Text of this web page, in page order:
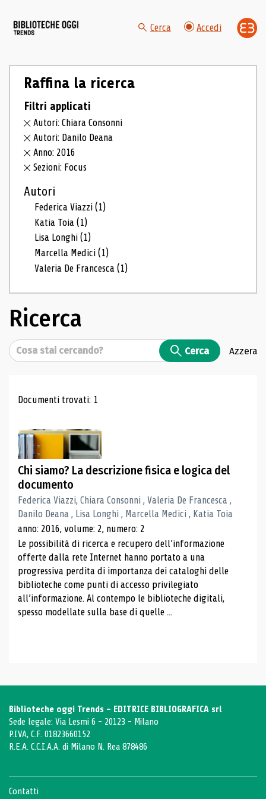
Cerca Accedi
Raffina la ricerca
Filtri applicati
Autori: Chiara Consonni
Autori: Danilo Deana
Anno: 2016
Sezioni: Focus
Autori
Federica Viazzi(1)
Katia Toia(1)
Lisa Longhi(1)
Marcella Medici(1)
Valeria De Francesca(1)
Ricerca
Cerca Cerca Azzera
Risultati di ricerca
Documenti trovati: 1
Chi siamo? La descrizione fisica e logica del
documento
Federica Viazzi, Chiara Consonni , Valeria De Francesca ,
Danilo Deana , Lisa Longhi , Marcella Medici , Katia Toia
anno: 2016, volume: 2, numero: 2
Le possibilità di ricerca e recupero dell’informazione
offerte dalla rete Internet hanno portato a una
progressiva perdita di importanza dei cataloghi delle
biblioteche come punti di accesso privilegiato
all’informazione. Al contempo le biblioteche digitali,
spesso modellate sulla base di quelle ...
Biblioteche oggi Trends - EDITRICE BIBLIOGRAFICA srl
Sede legale: Via Lesmi 6 - 20123 - Milano
P.IVA, C.F. 01823660152
R.E.A. C.C.I.A.A. di Milano N. Rea 878486
Contatti